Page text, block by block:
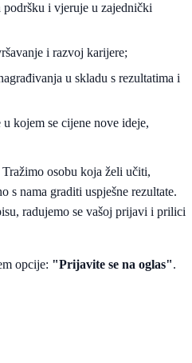
i vjeruje u zajednički
i razvoj karijere;
u skladu s rezultatima i
kojem se cijene nove ideje,
osobu koja želi učiti,
s nama graditi uspješne rezultate.
radujemo se vašoj prijavi i prilici
opcije: "Prijavite se na oglas".